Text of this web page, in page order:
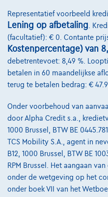
6140 Fontaine-L'eveque,GSL
Vergelijk
Representatief voorbeeld
Lening op afbetaling .
(facultatief): € 0. Contante
Kostenpercentage) van
debetrentevoet: 8,49 %.
betalen in 60 maandelijkse
terug te betalen bedrag: €
Onder voorbehoud van
door Alpha Credit s.a.,
1000 Brussel, BTW BE
TCS Mobility S.A., agent in
B12, 1000 Brussel, BTW BE
RPM Brussel. Het aangaan
onder de wetgeving op het
onder boek VII van het